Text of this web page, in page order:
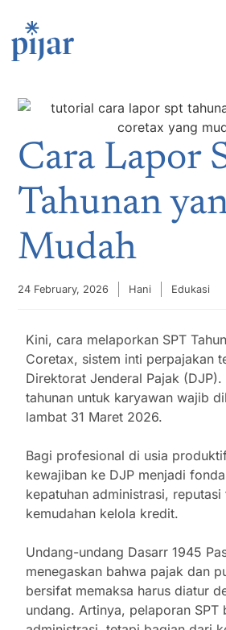
Cara Lapor
Tahunan
Mudah
24 February, 2026 Hani Edukasi
Kini, cara melaporkan SPT
Coretax, sistem inti perpajakan
Direktorat Jenderal Pajak (DJP).
tahunan untuk karyawan wajib
lambat 31 Maret 2026.
Bagi profesional di usia
kewajiban ke DJP menjadi
kepatuhan administrasi,
kemudahan kelola kredit.
Undang-undang Dasarr 1945
menegaskan bahwa pajak dan
bersifat memaksa harus diatur
undang. Artinya, pelaporan SPT